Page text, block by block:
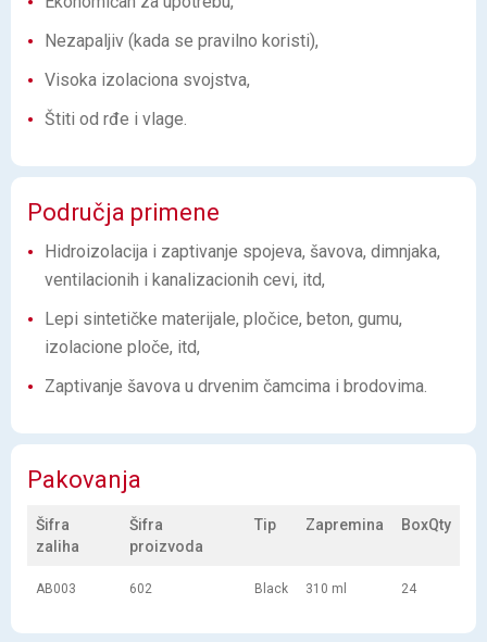
Nezapaljiv (kada se pravilno koristi),
Visoka izolaciona svojstva,
Štiti od rđe i vlage.
Područja primene
Hidroizolacija i zaptivanje spojeva, šavova, dimnjaka,
ventilacionih i kanalizacionih cevi, itd,
Lepi sintetičke materijale, pločice, beton, gumu,
izolacione ploče, itd,
Zaptivanje šavova u drvenim čamcima i brodovima.
Pakovanja
Šifra
zaliha
Šifra
proizvoda
Tip Zapremina BoxQty
AB003 602 Black 310 ml 24